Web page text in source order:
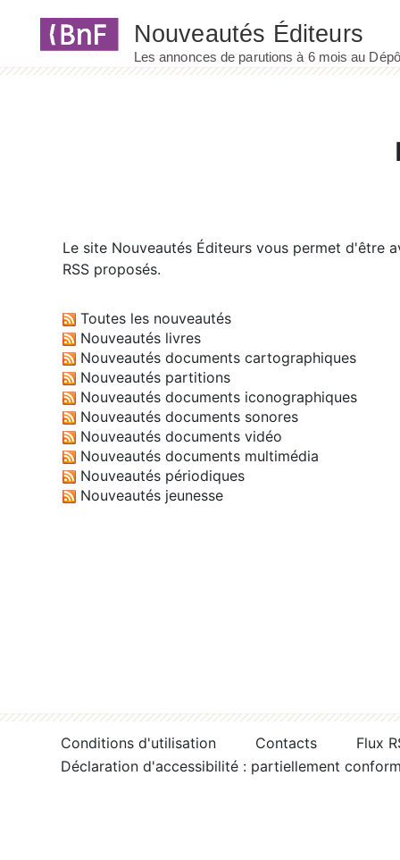
Le site Nouveautés Éditeurs vous permet d'être
RSS proposés.
Toutes les nouveautés
Nouveautés livres
Nouveautés documents cartographiques
Nouveautés partitions
Nouveautés documents iconographiques
Nouveautés documents sonores
Nouveautés documents vidéo
Nouveautés documents multimédia
Nouveautés périodiques
Nouveautés jeunesse
Conditions d'utilisation Contacts
Flux
Déclaration d'accessibilité : partiellement